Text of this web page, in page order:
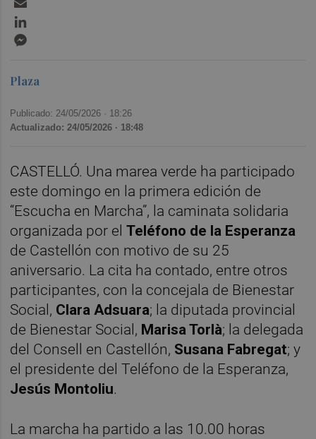
Plaza
Publicado: 24/05/2026 · 18:26
Actualizado: 24/05/2026 · 18:48
CASTELLÓ. Una marea verde ha participado
este domingo en la primera edición de
“Escucha en Marcha”, la caminata solidaria
organizada por elTeléfono de la Esperanza
de Castellón con motivo de su 25
aniversario. La cita ha contado, entre otros
participantes, con la concejala de Bienestar
Social, Clara Adsuara; la diputada provincial
de Bienestar Social, Marisa Torlà; la delegada
del Consell en Castellón, Susana Fabregat; y
el presidente del Teléfono de la Esperanza,
Jesús Montoliu.
La marcha ha partido a las 10.00 horas